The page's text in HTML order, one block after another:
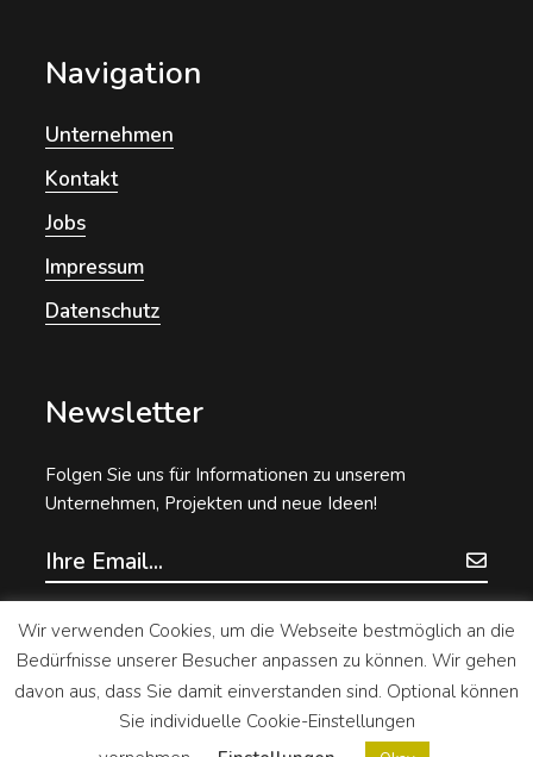
Navigation
Unternehmen
Kontakt
Jobs
Impressum
Datenschutz
Newsletter
Folgen Sie uns für Informationen zu unserem
Unternehmen, Projekten und neue Ideen!
Wir verwenden Cookies, um die Webseite bestmöglich an die
Bedürfnisse unserer Besucher anpassen zu können. Wir gehen
davon aus, dass Sie damit einverstanden sind. Optional können
Sie individuelle Cookie-Einstellungen